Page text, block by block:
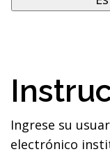
Ingrese su
electrónico